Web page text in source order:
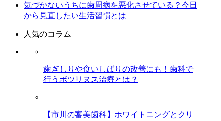
気づかないうちに歯周病を悪化させている？今日
から見直したい生活習慣とは
人気のコラム
歯ぎしりや食いしばりの改善にも！歯科で
行うボツリヌス治療とは？
【市川の審美歯科】ホワイトニングとクリ